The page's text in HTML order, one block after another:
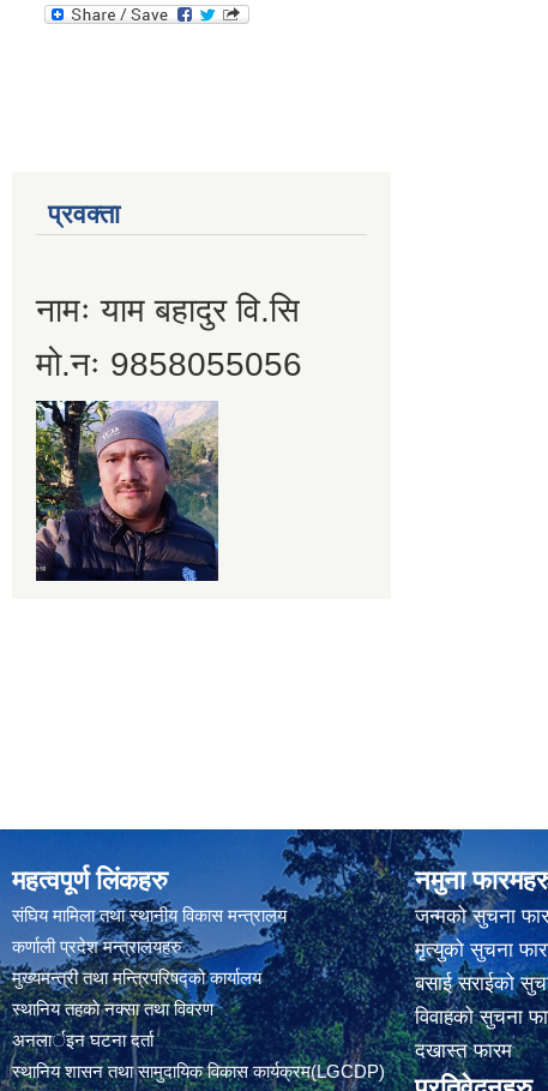
प्रवक्ता
नामः याम बहादुर वि.सि
मो.नः 9858055056
महत्वपूर्ण लिंकहरु
संघिय मामिला तथा स्थानीय विकास मन्त्रालय
कर्णाली प्रदेश मन्त्रालयहरु
मुख्यमन्त्री तथा मन्त्रिपरिषद्को कार्यालय
स्थानिय तहकाे नक्सा तथा विवरण
अनलार्इन घटना दर्ता
स्थानिय शासन तथा सामुदायिक विकास कार्यक्रम(LGCDP)
नमुना
जन्मको सुचना
मृत्युको सुचना
बसाई सराईको
विवाहको सुचना
दखास्त फारम